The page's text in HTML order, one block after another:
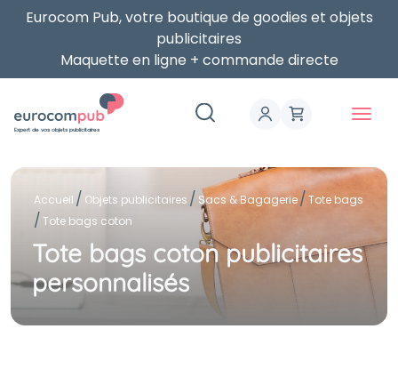
Eurocom Pub, votre boutique de goodies et objets
publicitaires
Maquette en ligne + commande directe
Expert de vos objets publicitaires
Accueil Objets publicitaires Sacs & Bagagerie
Tote bags
Tote bags coton
Tote bags coton publicitaires
personnalisés